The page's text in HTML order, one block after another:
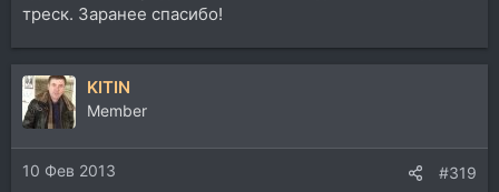
треск. Заранее спасибо!
KITIN
Member
10 Фев 2013 #319